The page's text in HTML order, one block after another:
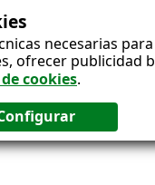
necesarias
ofrecer publicidad
cookies.